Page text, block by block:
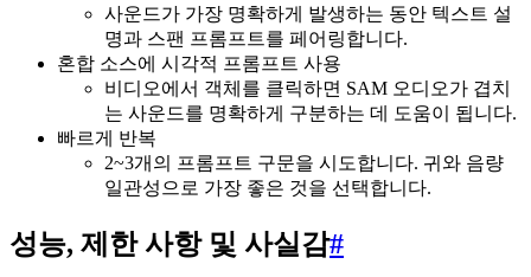
사운드가 가장 명확하게 발생하는 동안 텍스트 설
명과 스팬 프롬프트를 페어링합니다.
혼합 소스에 시각적 프롬프트 사용
비디오에서 객체를 클릭하면 SAM 오디오가 겹치
는 사운드를 명확하게 구분하는 데 도움이 됩니다.
빠르게 반복
2~3개의 프롬프트 구문을 시도합니다. 귀와 음량
일관성으로 가장 좋은 것을 선택합니다.
성능, 제한 사항 및 사실감#